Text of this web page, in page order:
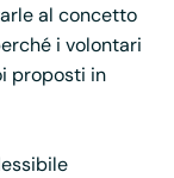
al concetto
i volontari
proposti in